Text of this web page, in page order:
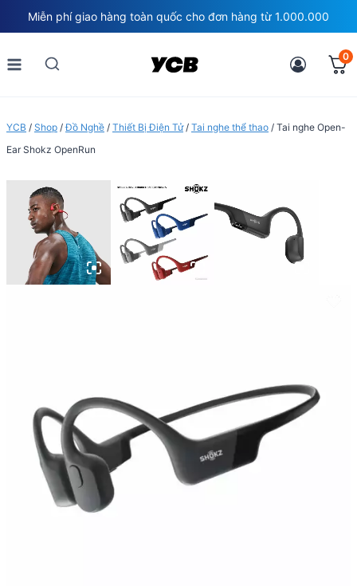
to
content
Miễn phí giao hàng toàn quốc cho đơn hàng từ 1.000.000
0
YCB / Shop /Đồ Nghề / Thiết Bị Điện Tử/ Tai nghe thể thao / Tai nghe Open-
Ear Shokz OpenRun